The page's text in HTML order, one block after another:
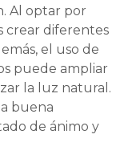
Al optar por
crear diferentes
el uso de
puede ampliar
la luz natural.
buena
de ánimo y